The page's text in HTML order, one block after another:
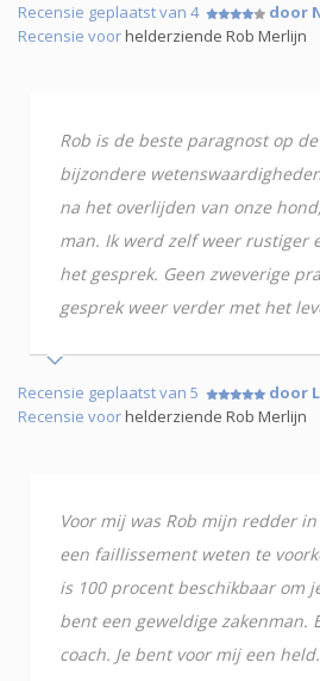
Recensie geplaatst van 4
door
Recensie voorhelderziende Rob Merlijn
Rob is de beste paragnost op
bijzondere
na het overlijden van onze
man. Ik werd zelf weer rustiger
het gesprek. Geen zweverige
gesprek weer verder met het
Recensie geplaatst van 5
door
Recensie voorhelderziende Rob Merlijn
Voor mij was Rob mijn redder
een faillissement weten te
is 100 procent beschikbaar om
bent een geweldige zakenman.
coach. Je bent voor mij een held.